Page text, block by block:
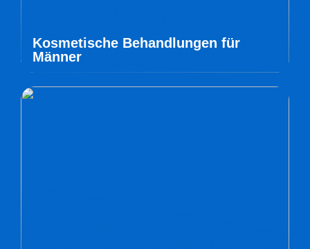
Kosmetische Behandlungen für
Männer